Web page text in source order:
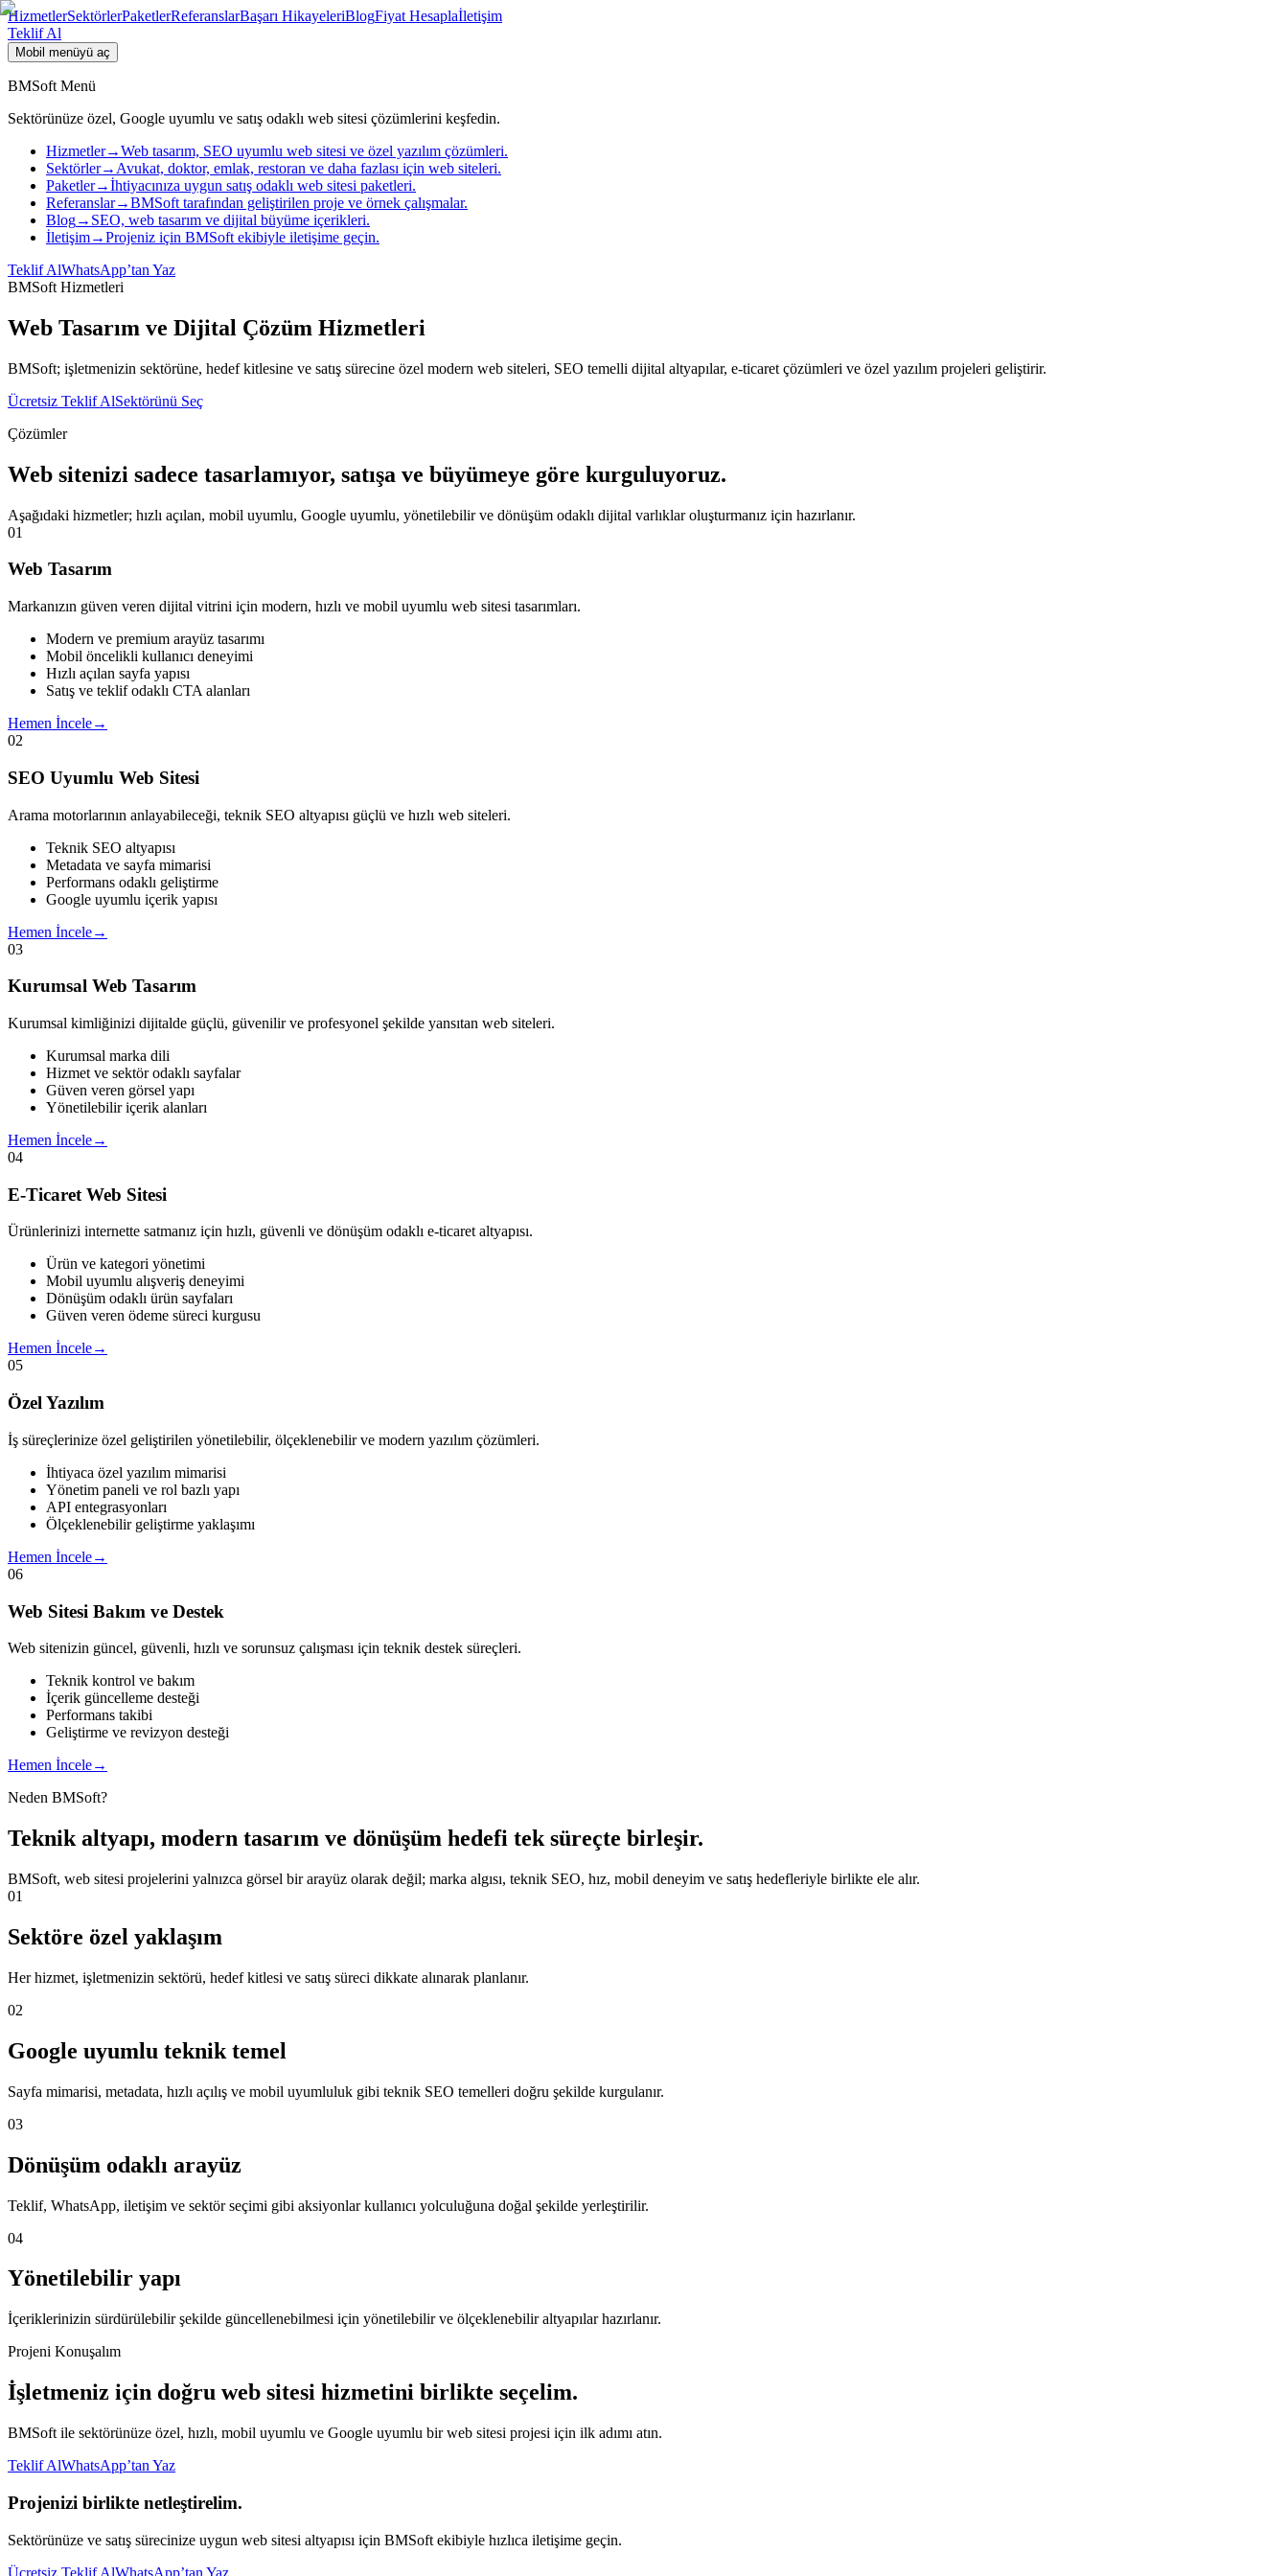
HizmetlerSektörlerPaketlerReferanslarBaşarı HikayeleriBlogFiyat Hesaplaİletişim
Teklif Al
Mobil menüyü aç
BMSoft Menü
Sektörünüze özel, Google uyumlu ve satış odaklı web sitesi çözümlerini keşfedin.
Hizmetler→Web tasarım, SEO uyumlu web sitesi ve özel yazılım çözümleri.
Sektörler→ Avukat, doktor, emlak, restoran ve daha fazlası için web siteleri.
Paketler→İhtiyacınıza uygun satış odaklı web sitesi paketleri.
Referanslar→BMSoft tarafından geliştirilen proje ve örnek çalışmalar.
Blog→ SEO, web tasarım ve dijital büyüme içerikleri.
İletişim→Projeniz için BMSoft ekibiyle iletişime geçin.
Teklif AlWhatsApp’tan Yaz
BMSoft Hizmetleri
Web Tasarım ve Dijital Çözüm Hizmetleri
BMSoft; işletmenizin sektörüne, hedef kitlesine ve satış sürecine özel modern web siteleri, SEO temelli dijital altyapılar, e-ticaret çözümleri ve özel yazılım projeleri geliştirir.
Ücretsiz Teklif AlSektörünü Seç
Çözümler
Web sitenizi sadece tasarlamıyor, satışa ve büyümeye göre kurguluyoruz.
Aşağıdaki hizmetler; hızlı açılan, mobil uyumlu, Google uyumlu, yönetilebilir ve dönüşüm odaklı dijital varlıklar oluşturmanız için hazırlanır.
01
Web Tasarım
Markanızın güven veren dijital vitrini için modern, hızlı ve mobil uyumlu web sitesi tasarımları.
Modern ve premium arayüz tasarımı
Mobil öncelikli kullanıcı deneyimi
Hızlı açılan sayfa yapısı
Satış ve teklif odaklı CTA alanları
Hemen İncele→
02
SEO Uyumlu Web Sitesi
Arama motorlarının anlayabileceği, teknik SEO altyapısı güçlü ve hızlı web siteleri.
Teknik SEO altyapısı
Metadata ve sayfa mimarisi
Performans odaklı geliştirme
Google uyumlu içerik yapısı
Hemen İncele→
03
Kurumsal Web Tasarım
Kurumsal kimliğinizi dijitalde güçlü, güvenilir ve profesyonel şekilde yansıtan web siteleri.
Kurumsal marka dili
Hizmet ve sektör odaklı sayfalar
Güven veren görsel yapı
Yönetilebilir içerik alanları
Hemen İncele→
04
E-Ticaret Web Sitesi
Ürünlerinizi internette satmanız için hızlı, güvenli ve dönüşüm odaklı e-ticaret altyapısı.
Ürün ve kategori yönetimi
Mobil uyumlu alışveriş deneyimi
Dönüşüm odaklı ürün sayfaları
Güven veren ödeme süreci kurgusu
Hemen İncele→
05
Özel Yazılım
İş süreçlerinize özel geliştirilen yönetilebilir, ölçeklenebilir ve modern yazılım çözümleri.
İhtiyaca özel yazılım mimarisi
Yönetim paneli ve rol bazlı yapı
API entegrasyonları
Ölçeklenebilir geliştirme yaklaşımı
Hemen İncele→
06
Web Sitesi Bakım ve Destek
Web sitenizin güncel, güvenli, hızlı ve sorunsuz çalışması için teknik destek süreçleri.
Teknik kontrol ve bakım
İçerik güncelleme desteği
Performans takibi
Geliştirme ve revizyon desteği
Hemen İncele→
Neden BMSoft?
Teknik altyapı, modern tasarım ve dönüşüm hedefi tek süreçte birleşir.
BMSoft, web sitesi projelerini yalnızca görsel bir arayüz olarak değil; marka algısı, teknik SEO, hız, mobil deneyim ve satış hedefleriyle birlikte ele alır.
01
Sektöre özel yaklaşım
Her hizmet, işletmenizin sektörü, hedef kitlesi ve satış süreci dikkate alınarak planlanır.
02
Google uyumlu teknik temel
Sayfa mimarisi, metadata, hızlı açılış ve mobil uyumluluk gibi teknik SEO temelleri doğru şekilde kurgulanır.
03
Dönüşüm odaklı arayüz
Teklif, WhatsApp, iletişim ve sektör seçimi gibi aksiyonlar kullanıcı yolculuğuna doğal şekilde yerleştirilir.
04
Yönetilebilir yapı
İçeriklerinizin sürdürülebilir şekilde güncellenebilmesi için yönetilebilir ve ölçeklenebilir altyapılar hazırlanır.
Projeni Konuşalım
İşletmeniz için doğru web sitesi hizmetini birlikte seçelim.
BMSoft ile sektörünüze özel, hızlı, mobil uyumlu ve Google uyumlu bir web sitesi projesi için ilk adımı atın.
Teklif AlWhatsApp’tan Yaz
Projenizi birlikte netleştirelim.
Sektörünüze ve satış sürecinize uygun web sitesi altyapısı için BMSoft ekibiyle hızlıca iletişime geçin.
Ücretsiz Teklif AlWhatsApp’tan Yaz